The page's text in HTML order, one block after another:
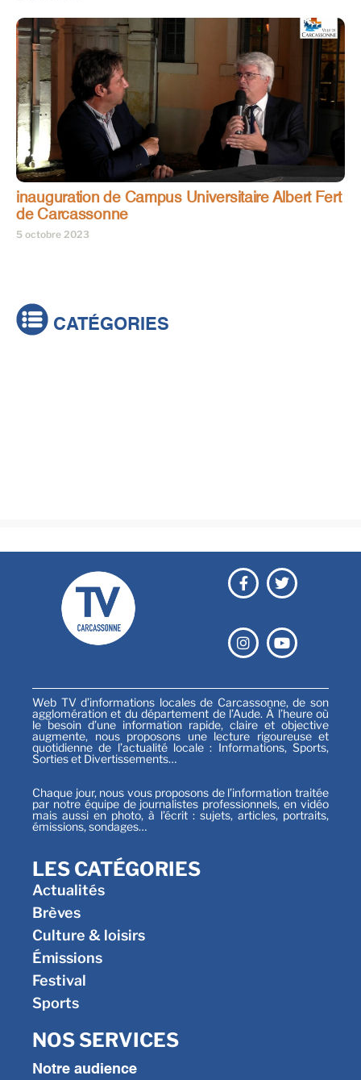
inauguration de Campus Universitaire Albert Fert
de Carcassonne
5 octobre 2023
CATÉGORIES
Web TV d’informations locales de Carcassonne, de son
agglomération et du département de l’Aude. À l’heure où
le besoin d’une information rapide, claire et objective
augmente, nous proposons une lecture rigoureuse et
quotidienne de l’actualité locale : Informations, Sports,
Sorties et Divertissements…
Chaque jour, nous vous proposons de l’information traitée
par notre équipe de journalistes professionnels, en vidéo
mais aussi en photo, à l’écrit : sujets, articles, portraits,
émissions, sondages…
LES CATÉGORIES
Actualités
Brèves
Culture & loisirs
Émissions
Festival
Sports
NOS SERVICES
Notre audience